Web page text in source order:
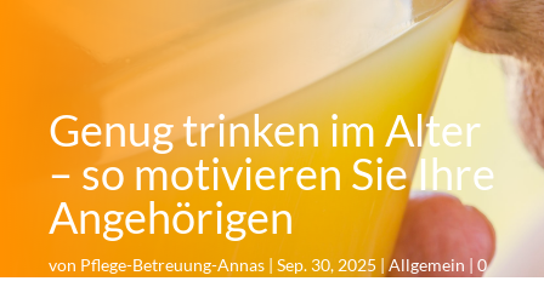
Genug trinken im Alter
– so motivieren Sie Ihre
Angehörigen
von Pflege-Betreuung-Annas | Sep. 30, 2025 |Allgemein | 0